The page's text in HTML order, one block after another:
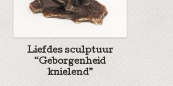
Liefdes sculptuur
“Geborgenheid
knielend”